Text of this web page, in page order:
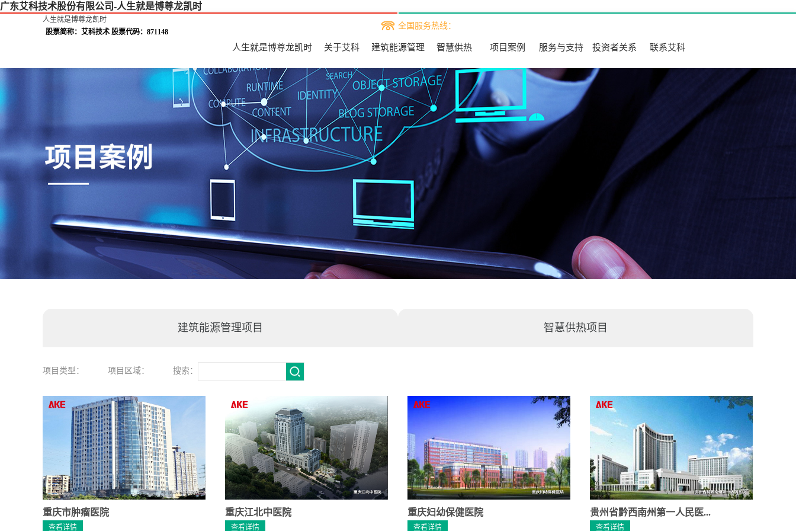
广东艾科技术股份有限公司-人生就是博尊龙凯时
人生就是博尊龙凯时
股票简称：艾科技术 股票代码：871148
全国服务热线：
人生就是博尊龙凯时 关于艾科 建筑能源管理 智慧供热 项目案例 服务与支持 投资者关系 联系艾科
建筑能源管理项目 智慧供热项目
项目类型： 项目区域： 搜索：
重庆市肿瘤医院
查看详情
重庆江北中医院
查看详情
重庆妇幼保健医院
查看详情
贵州省黔西南州第一人民医...
查看详情